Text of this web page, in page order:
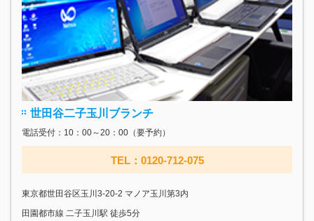
世田谷二子玉川ブランチ
電話受付：10：00～20：00（要予約）
TEL：0120-712-075
東京都世田谷区玉川3-20-2 マノア玉川第3内
田園都市線 二子玉川駅 徒歩5分